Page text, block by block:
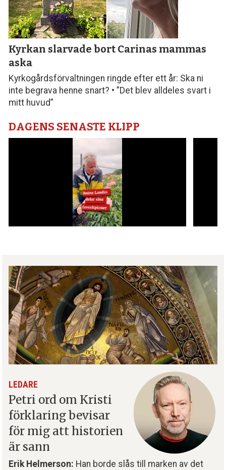
Kyrkan slarvade bort Carinas mammas
aska
Kyrkogårdsförvaltningen ringde efter ett år: Ska ni
inte begrava henne snart? • ”Det blev alldeles svart i
mitt huvud”
DAGENS SENASTE KLIPP
LEDARE
Petri ord om Kristi
förklaring bevisar
för mig att historien
är sann
Erik Helmerson: Han borde slås till marken av det